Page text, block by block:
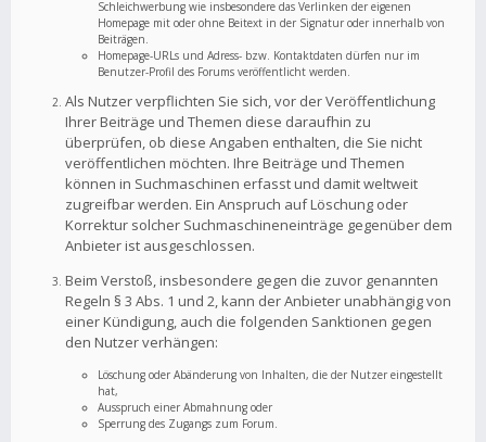
Schleichwerbung wie insbesondere das Verlinken der eigenen
Homepage mit oder ohne Beitext in der Signatur oder innerhalb von
Beiträgen.
Homepage-URLs und Adress- bzw. Kontaktdaten dürfen nur im
Benutzer-Profil des Forums veröffentlicht werden.
Als Nutzer verpflichten Sie sich, vor der Veröffentlichung
Ihrer Beiträge und Themen diese daraufhin zu
überprüfen, ob diese Angaben enthalten, die Sie nicht
veröffentlichen möchten. Ihre Beiträge und Themen
können in Suchmaschinen erfasst und damit weltweit
zugreifbar werden. Ein Anspruch auf Löschung oder
Korrektur solcher Suchmaschineneinträge gegenüber dem
Anbieter ist ausgeschlossen.
Beim Verstoß, insbesondere gegen die zuvor genannten
Regeln § 3 Abs. 1 und 2, kann der Anbieter unabhängig von
einer Kündigung, auch die folgenden Sanktionen gegen
den Nutzer verhängen:
Löschung oder Abänderung von Inhalten, die der Nutzer eingestellt
hat,
Ausspruch einer Abmahnung oder
Sperrung des Zugangs zum Forum.